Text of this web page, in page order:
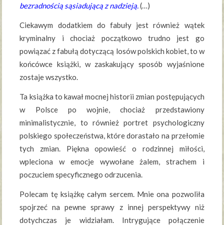
bezradnością sąsiadującą z nadzieją.(…)
Ciekawym dodatkiem do fabuły jest również wątek
kryminalny i chociaż początkowo trudno jest go
powiązać z fabułą dotyczącą losów polskich kobiet, to w
końcówce książki, w zaskakujący sposób wyjaśnione
zostaje wszystko.
Ta książka to kawał mocnej historii zmian postępujących
w Polsce po wojnie, chociaż przedstawiony
minimalistycznie, to również portret psychologiczny
polskiego społeczeństwa, które dorastało na przełomie
tych zmian. Piękna opowieść o rodzinnej miłości,
wpleciona w emocje wywołane żalem, strachem i
poczuciem specyficznego odrzucenia.
Polecam tę książkę całym sercem. Mnie ona pozwoliła
spojrzeć na pewne sprawy z innej perspektywy niż
dotychczas je widziałam. Intrygujące połączenie